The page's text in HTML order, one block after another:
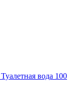
вода 100